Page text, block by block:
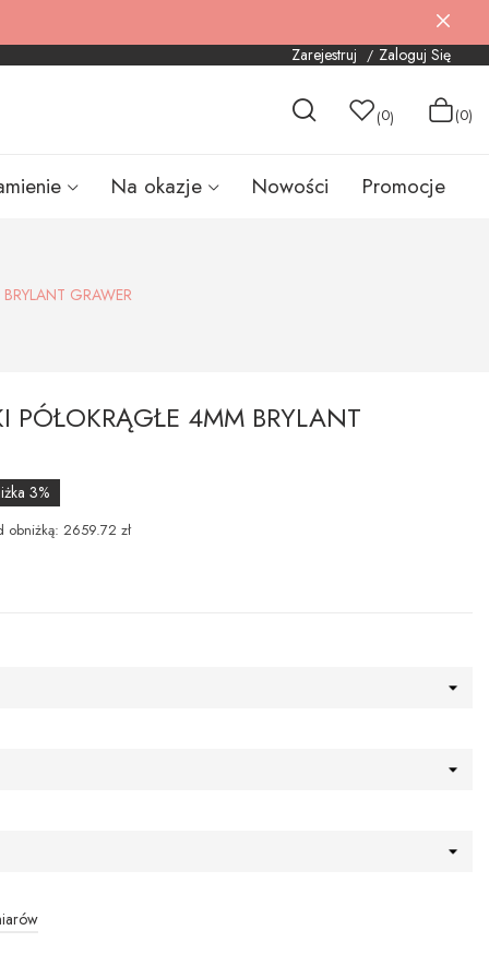
Zarejestruj Zaloguj Się
(0) (0)
Na okazje Nowości Promocje
GRAWER
PÓŁOKRĄGŁE 4MM BRYLANT
3%
obniżką: 2659.72 zł